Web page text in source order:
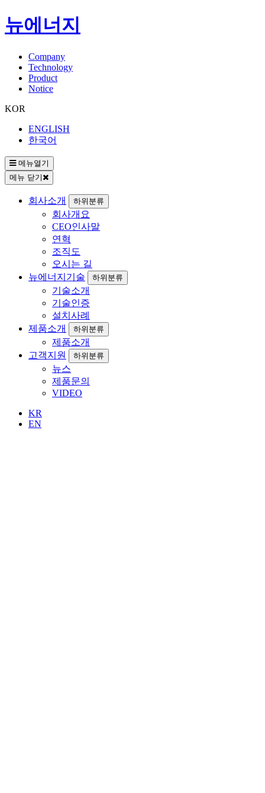
뉴에너지
Company
Technology
Product
Notice
KOR
ENGLISH
한국어
메뉴열기
메뉴 닫기
회사소개 하위분류
회사개요
CEO인사말
연혁
조직도
오시는 길
뉴에너지기술
하위분류
기술소개
기술인증
설치사례
제품소개
하위분류
제품소개
고객지원
하위분류
뉴스
제품문의
VIDEO
KR
EN